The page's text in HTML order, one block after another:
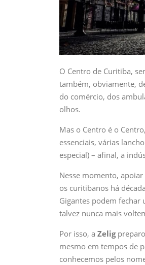
O Centro de Curitiba,
também, obviamente,
do comércio, dos
olhos.
Mas o Centro é o
essenciais, várias
especial) – afinal, a
Nesse momento,
os curitibanos há
Gigantes podem
talvez nunca mais
Por isso, a Zelig
mesmo em tempos de
conhecemos pelos